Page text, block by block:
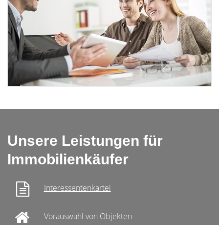
Unsere Leistungen für
Immobilienkäufer
Interessentenkartei
Vorauswahl von Objekten